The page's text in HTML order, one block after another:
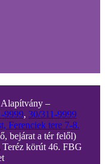
–
9999, 30/311-9999
Ferenciek tere 7-8.
bejárat a tér felől)
körút 46. FBG